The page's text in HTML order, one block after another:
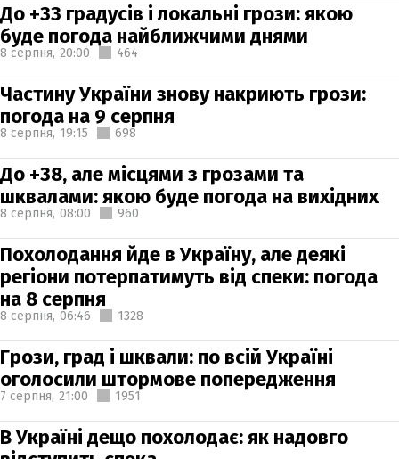
До +33 градусів і локальні грози: якою
буде погода найближчими днями
8 серпня, 20:00 464
Частину України знову накриють грози:
погода на 9 серпня
8 серпня, 19:15 698
До +38, але місцями з грозами та
шквалами: якою буде погода на вихідних
8 серпня, 08:00 960
Похолодання йде в Україну, але деякі
регіони потерпатимуть від спеки: погода
на 8 серпня
8 серпня, 06:46 1328
Грози, град і шквали: по всій Україні
оголосили штормове попередження
7 серпня, 21:00 1951
В Україні дещо похолодає: як надовго